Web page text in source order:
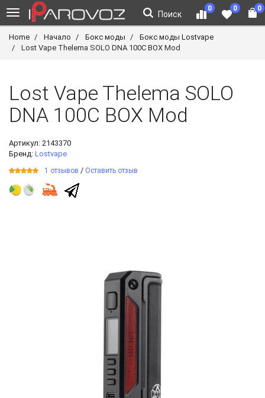
Поиск
0 0 0
Home Начало Бокс моды
Бокс моды Lostvape
Lost Vape Thelema SOLO DNA 100C BOX Mod
Lost Vape Thelema SOLO
DNA 100C BOX Mod
Артикул: 2143370
Бренд: Lostvape
1 отзывов / Оставить отзыв